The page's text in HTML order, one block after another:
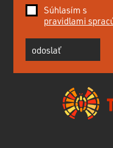
Súhlasím s
pravidlami
odoslať